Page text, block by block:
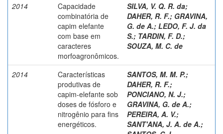
2014
Capacidade
combinatória de
capim elefante
com base em
caracteres
morfoagronômicos.
SILVA, V. Q. R. da;
DAHER, R. F.; GRAVINA,
G. de A.; LEDO, F. J. da
S.; TARDIN, F. D.;
SOUZA, M. C. de
2014
Características
produtivas de
capim-elefante sob
doses de fósforo e
nitrogênio para fins
energéticos.
SANTOS, M. M. P.;
DAHER, R. F.;
PONCIANO, N. J.;
GRAVINA, G. de A.;
PEREIRA, A. V.;
SANT'ANA, J. A. de A.;